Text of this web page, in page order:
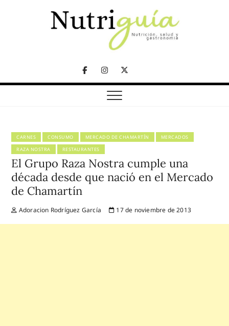
FacebookInstagram
Twitter
Telegram
Nutriguía (Desde
2002)
CARNES CONSUMO MERCADO DE CHAMARTÍN
MERCADOS
RAZA NOSTRA
RESTAURANTES
El Grupo Raza Nostra cumple una
década desde que nació en el Mercado
de Chamartín
Adoracion Rodríguez García 17 de noviembre de 2013